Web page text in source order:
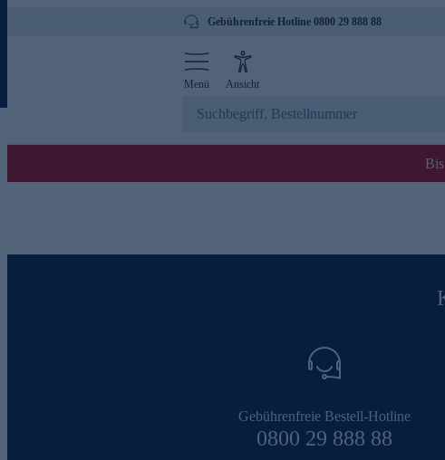
Gebührenfreie Hotline 0800 29 888 88
Menü Ansicht
Gebührenfreie Bestell-Hotline
0800 29 888 88